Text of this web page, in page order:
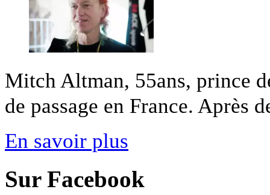
Mitch Altman, 55ans, prince
de passage en France. Après
En savoir plus
Sur Facebook